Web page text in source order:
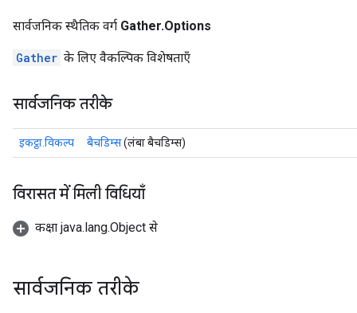
सार्वजनिक स्थैतिक वर्ग Gather.Options
Gather के लिए वैकल्पिक विशेषताएँ
सार्वजनिक तरीके
इकट्ठा.विकल्प बैचडिम्स(लंबा बैचडिम्स)
विरासत में मिली विधियाँ
कक्षा java.lang.Object से
सार्वजनिक तरीके